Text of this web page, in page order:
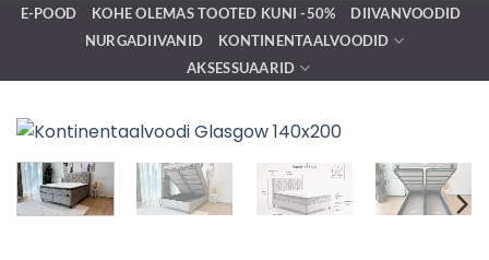
E-POOD KOHE OLEMAS TOOTED KUNI -50%
DIIVANVOODID
NURGADIIVANID
KONTINENTAALVOODID
AKSESSUAARID